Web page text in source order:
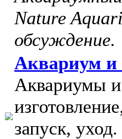
Nature
обсуждение.
Аквариум и
Аквариумы
запуск,